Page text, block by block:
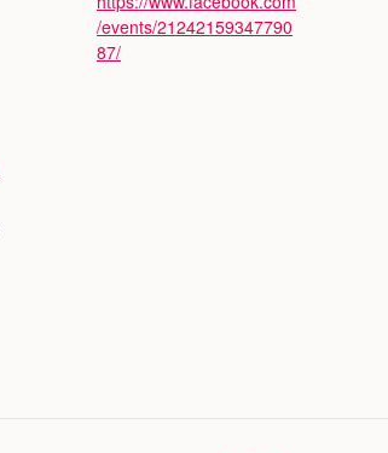
/events/21242159347790
87/